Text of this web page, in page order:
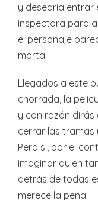
y desearía entrar
inspectora para
el personaje
mortal.
Llegados a este
chorrada, la
y con razón dirás
cerrar las tramas
Pero si, por el
imaginar quien
detrás de todas
merece la pena.